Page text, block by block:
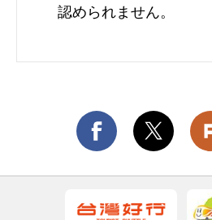
認められません。